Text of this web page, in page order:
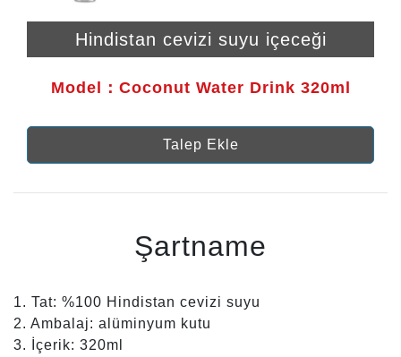
Hindistan cevizi suyu içeceği
Model：Coconut Water Drink 320ml
Talep Ekle
Şartname
1. Tat: %100 Hindistan cevizi suyu
2. Ambalaj: alüminyum kutu
3. İçerik: 320ml